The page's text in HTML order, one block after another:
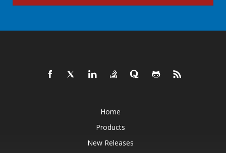
Home
Products
New Releases